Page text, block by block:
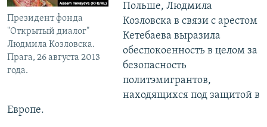
Президент фонда
"Открытый диалог"
Людмила Козловска.
Прага, 26 августа 2013
года.
Польше, Людмила
Козловска в связи с арестом
Кетебаева выразила
обеспокоенность в целом за
безопасность
политэмигрантов,
находящихся под защитой в
Европе.